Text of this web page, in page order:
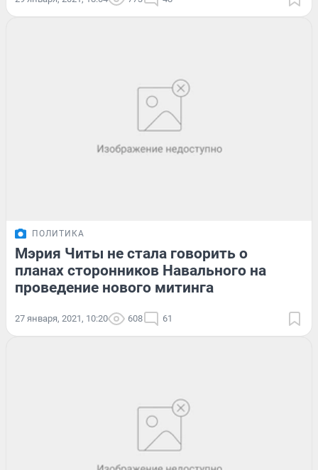
ПОЛИТИКА
Мэрия Читы не стала говорить о
планах сторонников Навального на
проведение нового митинга
27 января, 2021, 10:20 608 61